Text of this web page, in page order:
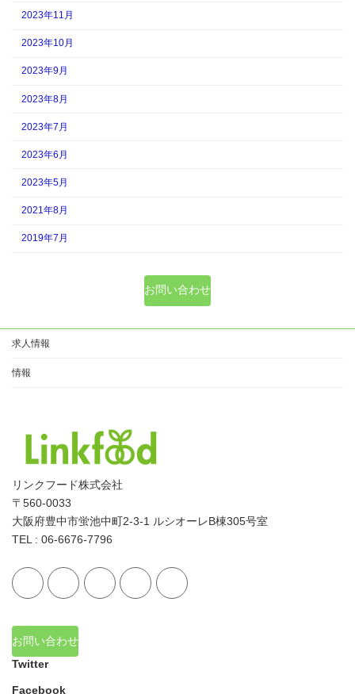
2023年11月
2023年10月
2023年9月
2023年8月
2023年7月
2023年6月
2023年5月
2021年8月
2019年7月
お問い合わせ
求人情報
情報
リンクフード株式会社
〒560-0033
大阪府豊中市蛍池中町2-3-1 ルシオーレB棟305号室
TEL : 06-6676-7796
お問い合わせ
Twitter
Facebook